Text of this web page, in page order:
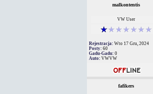
malkontentis
VW User
Rejestracja: Wto 17 Gru, 2024
Posty: 60
Gadu-Gadu: 0
Auto: VWVW
fafikers